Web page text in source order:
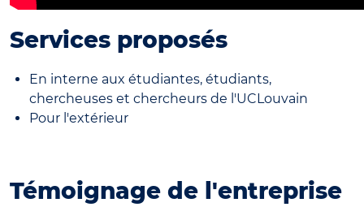
Services proposés
En interne aux étudiantes, étudiants,
chercheuses et chercheurs de l'UCLouvain
Pour l'extérieur
Témoignage de l'entreprise